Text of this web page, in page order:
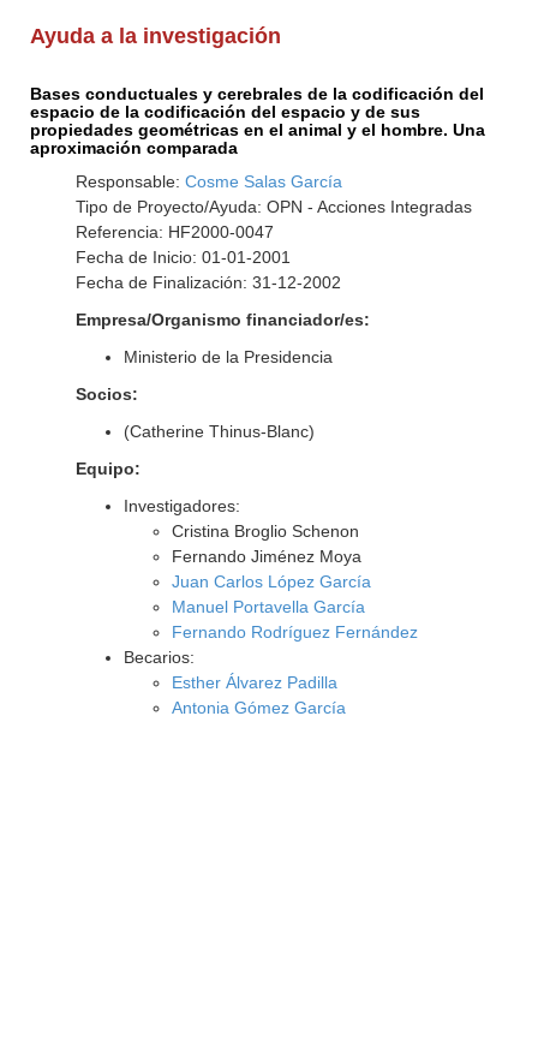
Ayuda a la investigación
Bases conductuales y cerebrales de la codificación del
espacio de la codificación del espacio y de sus
propiedades geométricas en el animal y el hombre. Una
aproximación comparada
Responsable: Cosme Salas García
Tipo de Proyecto/Ayuda: OPN - Acciones Integradas
Referencia: HF2000-0047
Fecha de Inicio: 01-01-2001
Fecha de Finalización: 31-12-2002
Empresa/Organismo financiador/es:
Ministerio de la Presidencia
Socios:
(Catherine Thinus-Blanc)
Equipo:
Investigadores:
Cristina Broglio Schenon
Fernando Jiménez Moya
Juan Carlos López García
Manuel Portavella García
Fernando Rodríguez Fernández
Becarios:
Esther Álvarez Padilla
Antonia Gómez García